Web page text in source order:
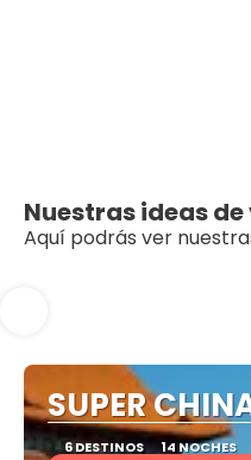
Nuestras ideas
Aquí podrás ver
SUPER
6 DESTINOS 14 NOCHES